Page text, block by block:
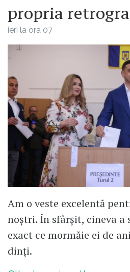
propria
ieri la ora 07
Am o veste excelentă
noștri. În sfârșit, cineva a
exact ce mormăie ei de
dinți.